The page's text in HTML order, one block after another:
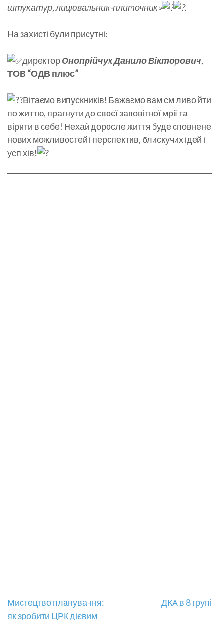
штукатур, лицювальник-плиточник»
.
Назахисті були присутні:
директорОнопрійчук Данило Вікторович,
ТОВ “ОДВ плюс”
Вітаємо випускників! Бажаємо вам сміливо йти
по життю, прагнути до своєї заповітної мрії та
вірити в себе! Нехай доросле життя буде сповнене
нових можливостей і перспектив, блискучих ідей і
успіхів!
Навігація
Мистецтво планування:
як зробити ЦРК дієвим
ДКА в 8 групі